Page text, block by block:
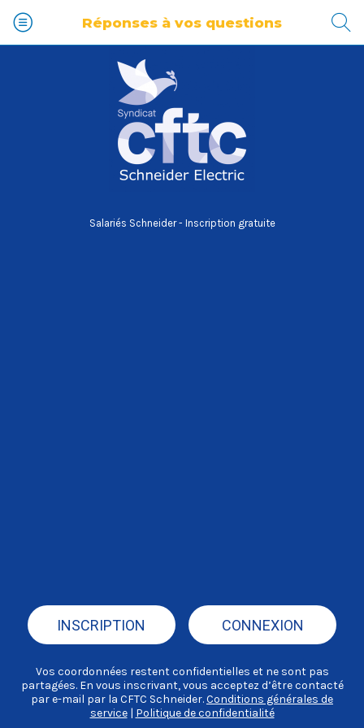
Réponses à vos questions
Salariés Schneider - Inscription gratuite
INSCRIPTION CONNEXION
Vos coordonnées restent confidentielles et ne sont pas
partagées. En vous inscrivant, vous acceptez d’être contacté
par e-mail par la CFTC Schneider.Conditions générales de
service| Politique de confidentialité